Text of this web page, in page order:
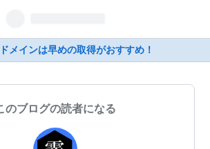
メインは早めの取得がおすすめ！
のブログの読者になる